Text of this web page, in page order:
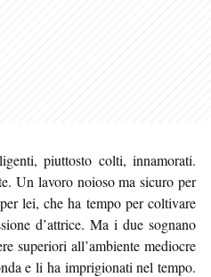
piuttosto colti, innamorati.
Un lavoro noioso ma sicuro per
lei, che ha tempo per coltivare
d’attrice. Ma i due sognano
superiori all’ambiente mediocre
e li ha imprigionati nel tempo.